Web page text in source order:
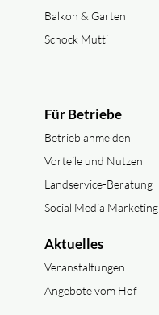
Balkon & Garten
Schock Mutti
Für Betriebe
Betrieb anmelden
Vorteile und Nutzen
Landservice-Beratung
Social Media Marketing
Aktuelles
Veranstaltungen
Angebote vom Hof